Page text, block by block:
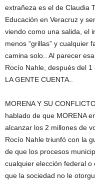
extrañeza es el de Claudia
Educación en Veracruz y
viendo como una salida, el
menos “grillas” y cualquier
camina solo.. Al parecer
Rocío Nahle, después del
LA GENTE CUENTA..
MORENA Y SU
hablado de que MORENA
alcanzar los 2 millones de
Rocío Nahle triunfó con la
de que los procesos
cualquier elección federal o
que la sociedad no le